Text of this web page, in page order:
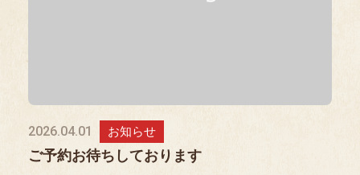
2026.04.01 お知らせ
ご予約お待ちしております